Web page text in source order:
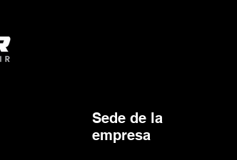
Sede de la
empresa